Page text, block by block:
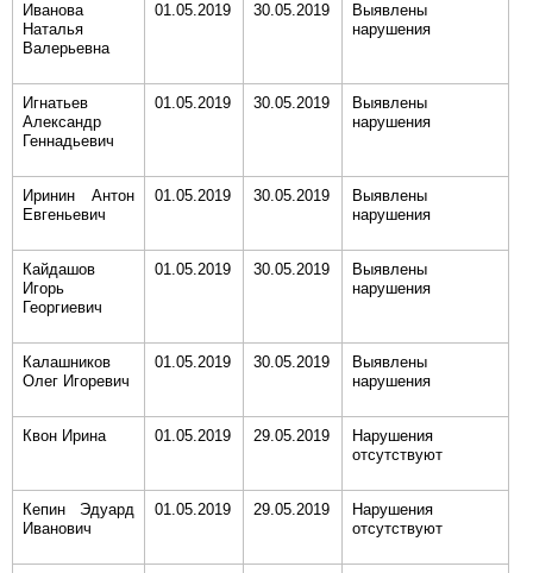
Иванова
Наталья
Валерьевна
01.05.2019 30.05.2019
Выявлены
нарушения
Игнатьев
Александр
Геннадьевич
01.05.2019 30.05.2019
Выявлены
нарушения
Иринин Антон
Евгеньевич
01.05.2019 30.05.2019
Выявлены
нарушения
Кайдашов
Игорь
Георгиевич
01.05.2019 30.05.2019
Выявлены
нарушения
Калашников
Олег Игоревич
01.05.2019 30.05.2019
Выявлены
нарушения
Квон Ирина 01.05.2019 29.05.2019
Нарушения
отсутствуют
Кепин Эдуард
Иванович
01.05.2019 29.05.2019
Нарушения
отсутствуют